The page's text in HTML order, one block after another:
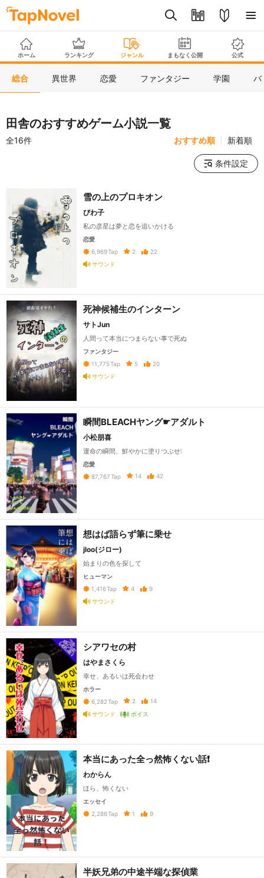
ホーム ランキング ジャンル まもなく公開 公式
総合 異世界 恋愛 ファンタジー 学園 バ
田舎のおすすめゲーム小説一覧
全16件 おすすめ順 新着順
条件設定
雪の上のプロキオン
びわ子
私の彦星は夢と恋を追いかける
恋愛
6,969Tap 2
22
サウンド
死神候補生のインターン
サトJun
人間って本当につまらない事で死ぬ
ファンタジー
11,775Tap 5
20
サウンド
瞬間BLEACHヤング☛アダルト
小松朋喜
運命の瞬間、鮮やかに塗りつぶせ❕
恋愛
87,767 Tap 14 42
想はば語らず筆に乗せ
jloo(ジロー)
始まりの色を探して
ヒューマン
1,416Tap 4
9
サウンド
シアワセの村
はやまさくら
幸せ、あるいは死会わせ
ホラー
6,282 Tap 2
14
サウンド
ボイス
本当にあった全っ然怖くない話❗️
わからん
ほら、怖くない
エッセイ
2,286Tap 1 9
半妖兄弟の中途半端な探偵業